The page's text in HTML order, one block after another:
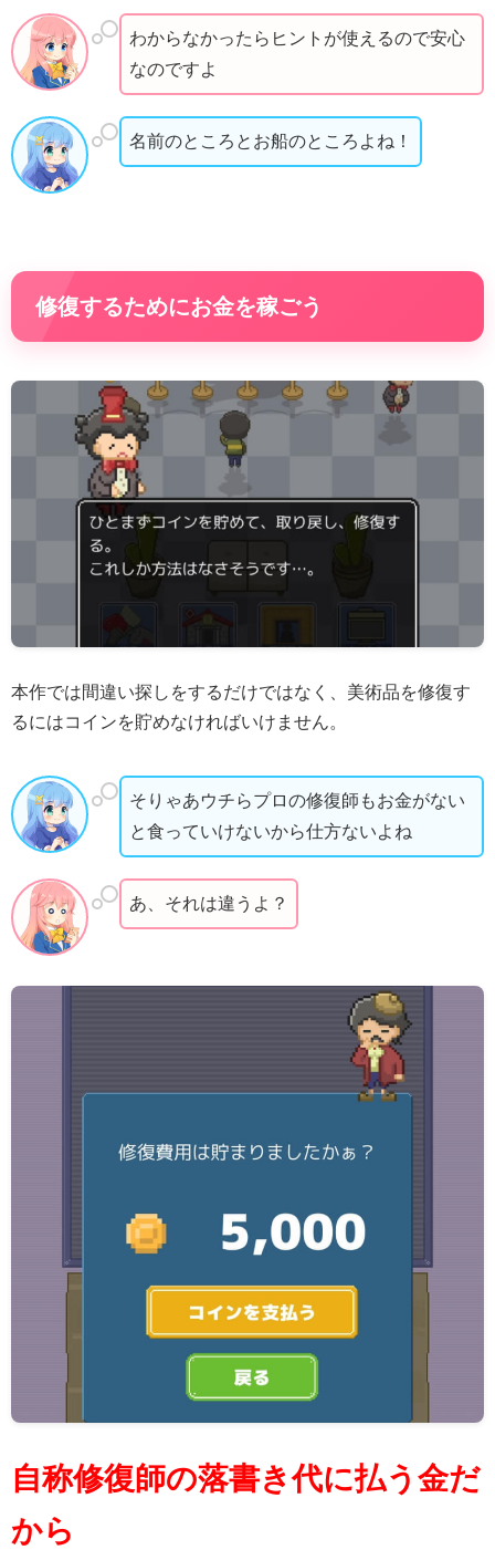
わからなかったらヒントが使えるので安心
なのですよ
名前のところとお船のところよね！
修復するためにお金を稼ごう
本作では間違い探しをするだけではなく、美術品を修復す
るにはコインを貯めなければいけません。
そりゃあウチらプロの修復師もお金がない
と食っていけないから仕方ないよね
あ、それは違うよ？
自称修復師の落書き代に払う金だ
から